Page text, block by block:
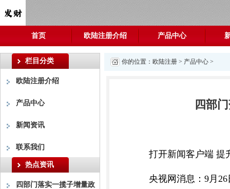
首页 欧陆注册介绍 产品中心
栏目分类
欧陆注册介绍
产品中心
新闻资讯
联系我们
热点资讯
四部门落实一揽子增量政
你的位置： 欧陆注册 > 产品中心 >
四部
打开新闻客户端 提
央视网消息：9月